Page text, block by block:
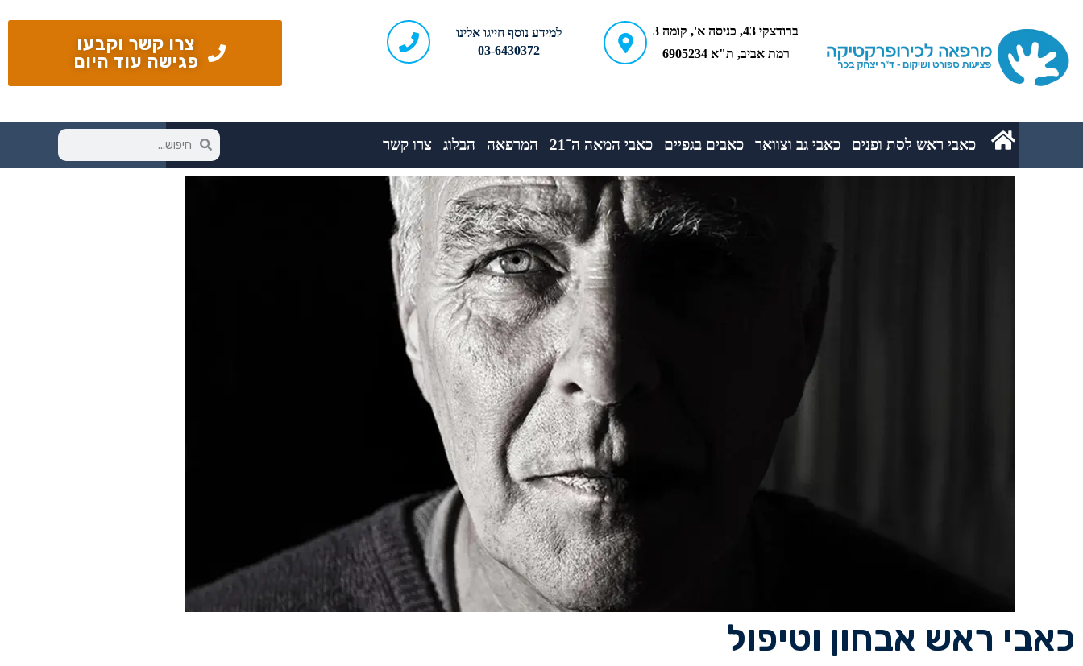
ברודצקי 43, כניסה א', קומה 3
רמת אביב, ת"א 6905234
למידע נוסף חייגו אלינו
03-6430372
צרו קשר וקבעו
פגישה עוד היום
כאבי ראש לסת ופנים כאבי גב וצוואר כאבים בגפיים כאבי המאה ה־21 המרפאה הבלוג צרו קשר
כאבי ראש אבחון וטיפול